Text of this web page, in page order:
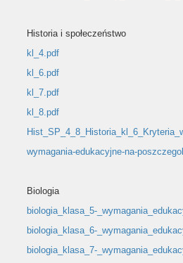
Historia i społeczeństwo
kl_4.pdf
kl_6.pdf
kl_7.pdf
kl_8.pdf
wymagania-edukacyjne-na-
Biologia
biologia_klasa_5-
biologia_klasa_6-
biologia_klasa_7-